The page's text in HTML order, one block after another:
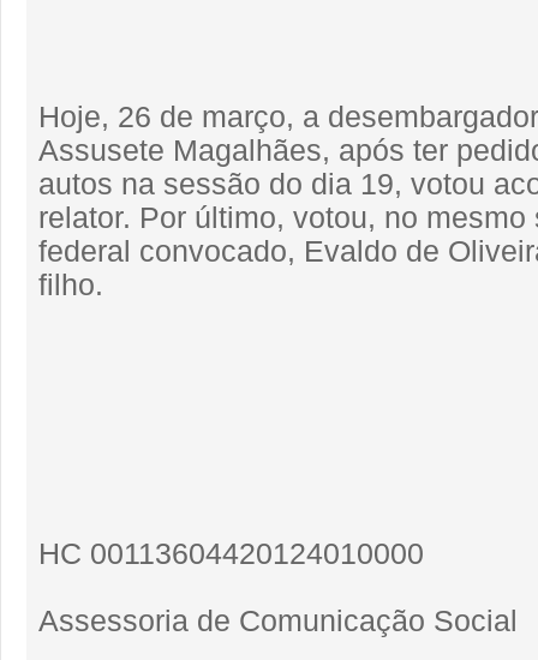
Hoje, 26 de março, a
Assusete Magalhães, após ter
autos na sessão do dia 19, votou
relator. Por último, votou, no
federal convocado, Evaldo de
filho.
HC 00113604420124010000
Assessoria de Comunicação Social